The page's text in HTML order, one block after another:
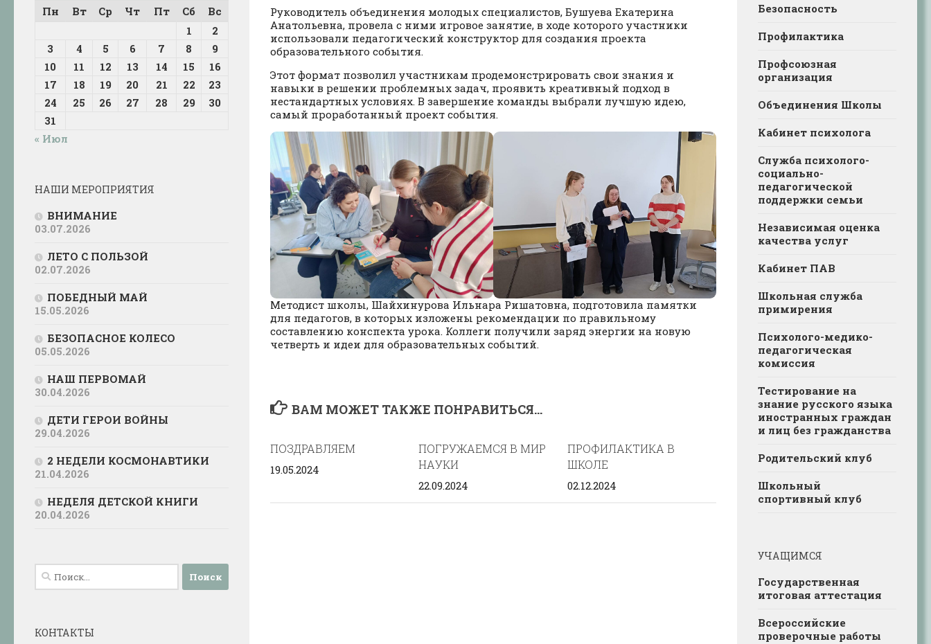
Руководитель объединения молодых специалистов, Бушуева Екатерина
Анатольевна, провела с ними игровое занятие, в ходе которого участники
использовали педагогический конструктор для создания проекта
образовательного события.
Этот формат позволил участникам продемонстрировать свои знания и
навыки в решении проблемных задач, проявить креативный подход в
нестандартных условиях. В завершение команды выбрали лучшую идею,
самый проработанный проект события.
Методист школы, Шайхинурова Ильнара Ришатовна, подготовила памятки
для педагогов, в которых изложены рекомендации по правильному
составлению конспекта урока. Коллеги получили заряд энергии на новую
четверть и идеи для образовательных событий.
ВАМ МОЖЕТ ТАКЖЕ ПОНРАВИТЬСЯ...
ПОЗДРАВЛЯЕМ
19.05.2024
ПОГРУЖАЕМСЯ В МИР
НАУКИ
22.09.2024
ПРОФИЛАКТИКА В
ШКОЛЕ
02.12.2024
Пн
Вт Ср Чт Пт Сб
Вс
1
2
3
4 5 6 7 8
9
10
11 12 13 14 15
16
17
18 19 20 21 22
23
24
25 26 27 28 29
30
31
« Июл
НАШИ МЕРОПРИЯТИЯ
ВНИМАНИЕ
03.07.2026
ЛЕТО С ПОЛЬЗОЙ
02.07.2026
ПОБЕДНЫЙ МАЙ
15.05.2026
БЕЗОПАСНОЕ КОЛЕСО
05.05.2026
НАШ ПЕРВОМАЙ
30.04.2026
ДЕТИ ГЕРОИ ВОЙНЫ
29.04.2026
2 НЕДЕЛИ КОСМОНАВТИКИ
21.04.2026
НЕДЕЛЯ ДЕТСКОЙ КНИГИ
20.04.2026
Найти:
КОНТАКТЫ
Безопасность
Профилактика
Профсоюзная
организация
Объединения Школы
Кабинет психолога
Служба психолого-
социально-
педагогической
поддержки семьи
Независимая оценка
качества услуг
Кабинет ПАВ
Школьная служба
примирения
Психолого-медико-
педагогическая
комиссия
Тестирование на
знание русского языка
иностранных граждан
и лиц без гражданства
Родительский клуб
Школьный
спортивный клуб
УЧАЩИМСЯ
Государственная
итоговая аттестация
Всероссийские
проверочные работы